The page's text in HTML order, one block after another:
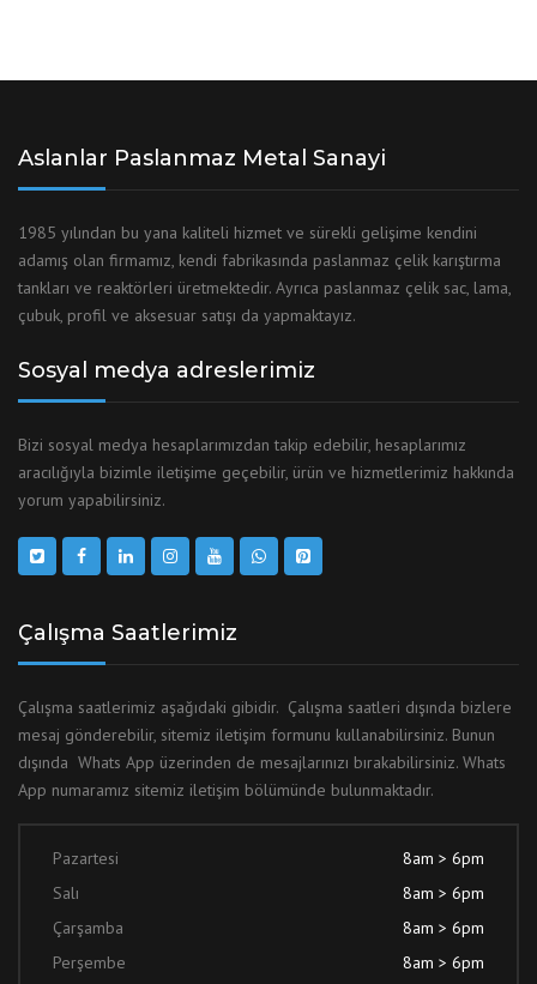
Aslanlar Paslanmaz Metal Sanayi
1985 yılından bu yana kaliteli hizmet ve sürekli gelişime kendini
adamış olan firmamız, kendi fabrikasında paslanmaz çelik karıştırma
tankları ve reaktörleri üretmektedir. Ayrıca paslanmaz çelik sac, lama,
çubuk, profil ve aksesuar satışı da yapmaktayız.
Sosyal medya adreslerimiz
Bizi sosyal medya hesaplarımızdan takip edebilir, hesaplarımız
aracılığıyla bizimle iletişime geçebilir, ürün ve hizmetlerimiz hakkında
yorum yapabilirsiniz.
Çalışma Saatlerimiz
Çalışma saatlerimiz aşağıdaki gibidir. Çalışma saatleri dışında bizlere
mesaj gönderebilir, sitemiz iletişim formunu kullanabilirsiniz. Bunun
dışında Whats App üzerinden de mesajlarınızı bırakabilirsiniz. Whats
App numaramız sitemiz iletişim bölümünde bulunmaktadır.
Pazartesi
8am > 6pm
Salı
8am > 6pm
Çarşamba
8am > 6pm
Perşembe
8am > 6pm